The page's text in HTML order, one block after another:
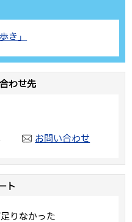
き」
わせ先
お問い合わせ
ト
りなかった